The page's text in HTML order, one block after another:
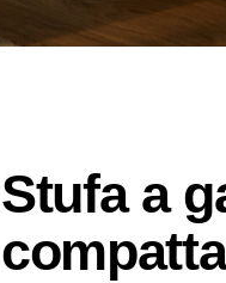
Stufa a